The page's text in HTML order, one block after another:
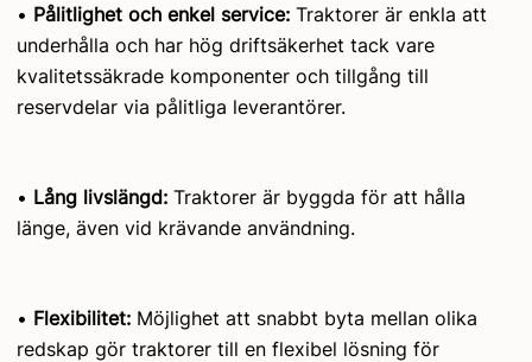
• Pålitlighet och enkel service: Traktorer är enkla att
underhålla och har hög driftsäkerhet tack vare
kvalitetssäkrade komponenter och tillgång till
reservdelar via pålitliga leverantörer.
• Lång livslängd: Traktorer är byggda för att hålla
länge, även vid krävande användning.
• Flexibilitet: Möjlighet att snabbt byta mellan olika
redskap gör traktorer till en flexibel lösning för